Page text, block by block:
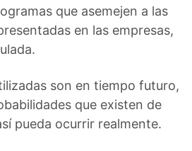
que asemejen a las
en las empresas,
son en tiempo futuro,
que existen de
pueda ocurrir realmente.